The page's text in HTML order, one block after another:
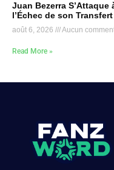
Juan Bezerra
l’Échec de son Transfert
août 6, 2026 Aucun
Read More »